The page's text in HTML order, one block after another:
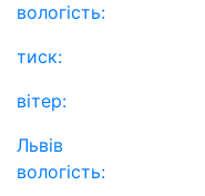
вологість:
тиск:
вітер:
Львів
вологість: